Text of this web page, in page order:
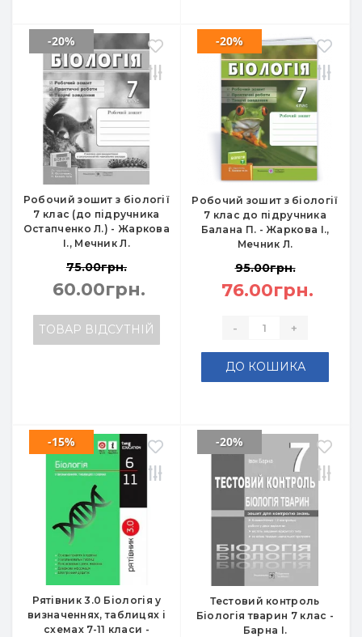
Робочий зошит з біології
7 клас (до підручника
Остапченко Л.) - Жаркова
І., Мечник Л.
-20%
75.00грн.
60.00грн.
ТОВАР ВІДСУТНІЙ
Робочий зошит з біології
7 клас до підручника
Балана П. - Жаркова І.,
Мечник Л.
-20%
95.00грн.
76.00грн.
- +
ДО КОШИКА
Рятівник 3.0 Біологія у
визначеннях, таблицях і
схемах 7-11 класи -
-15%
Тестовий контроль
Біологія тварин 7 клас -
Барна І.
-20%